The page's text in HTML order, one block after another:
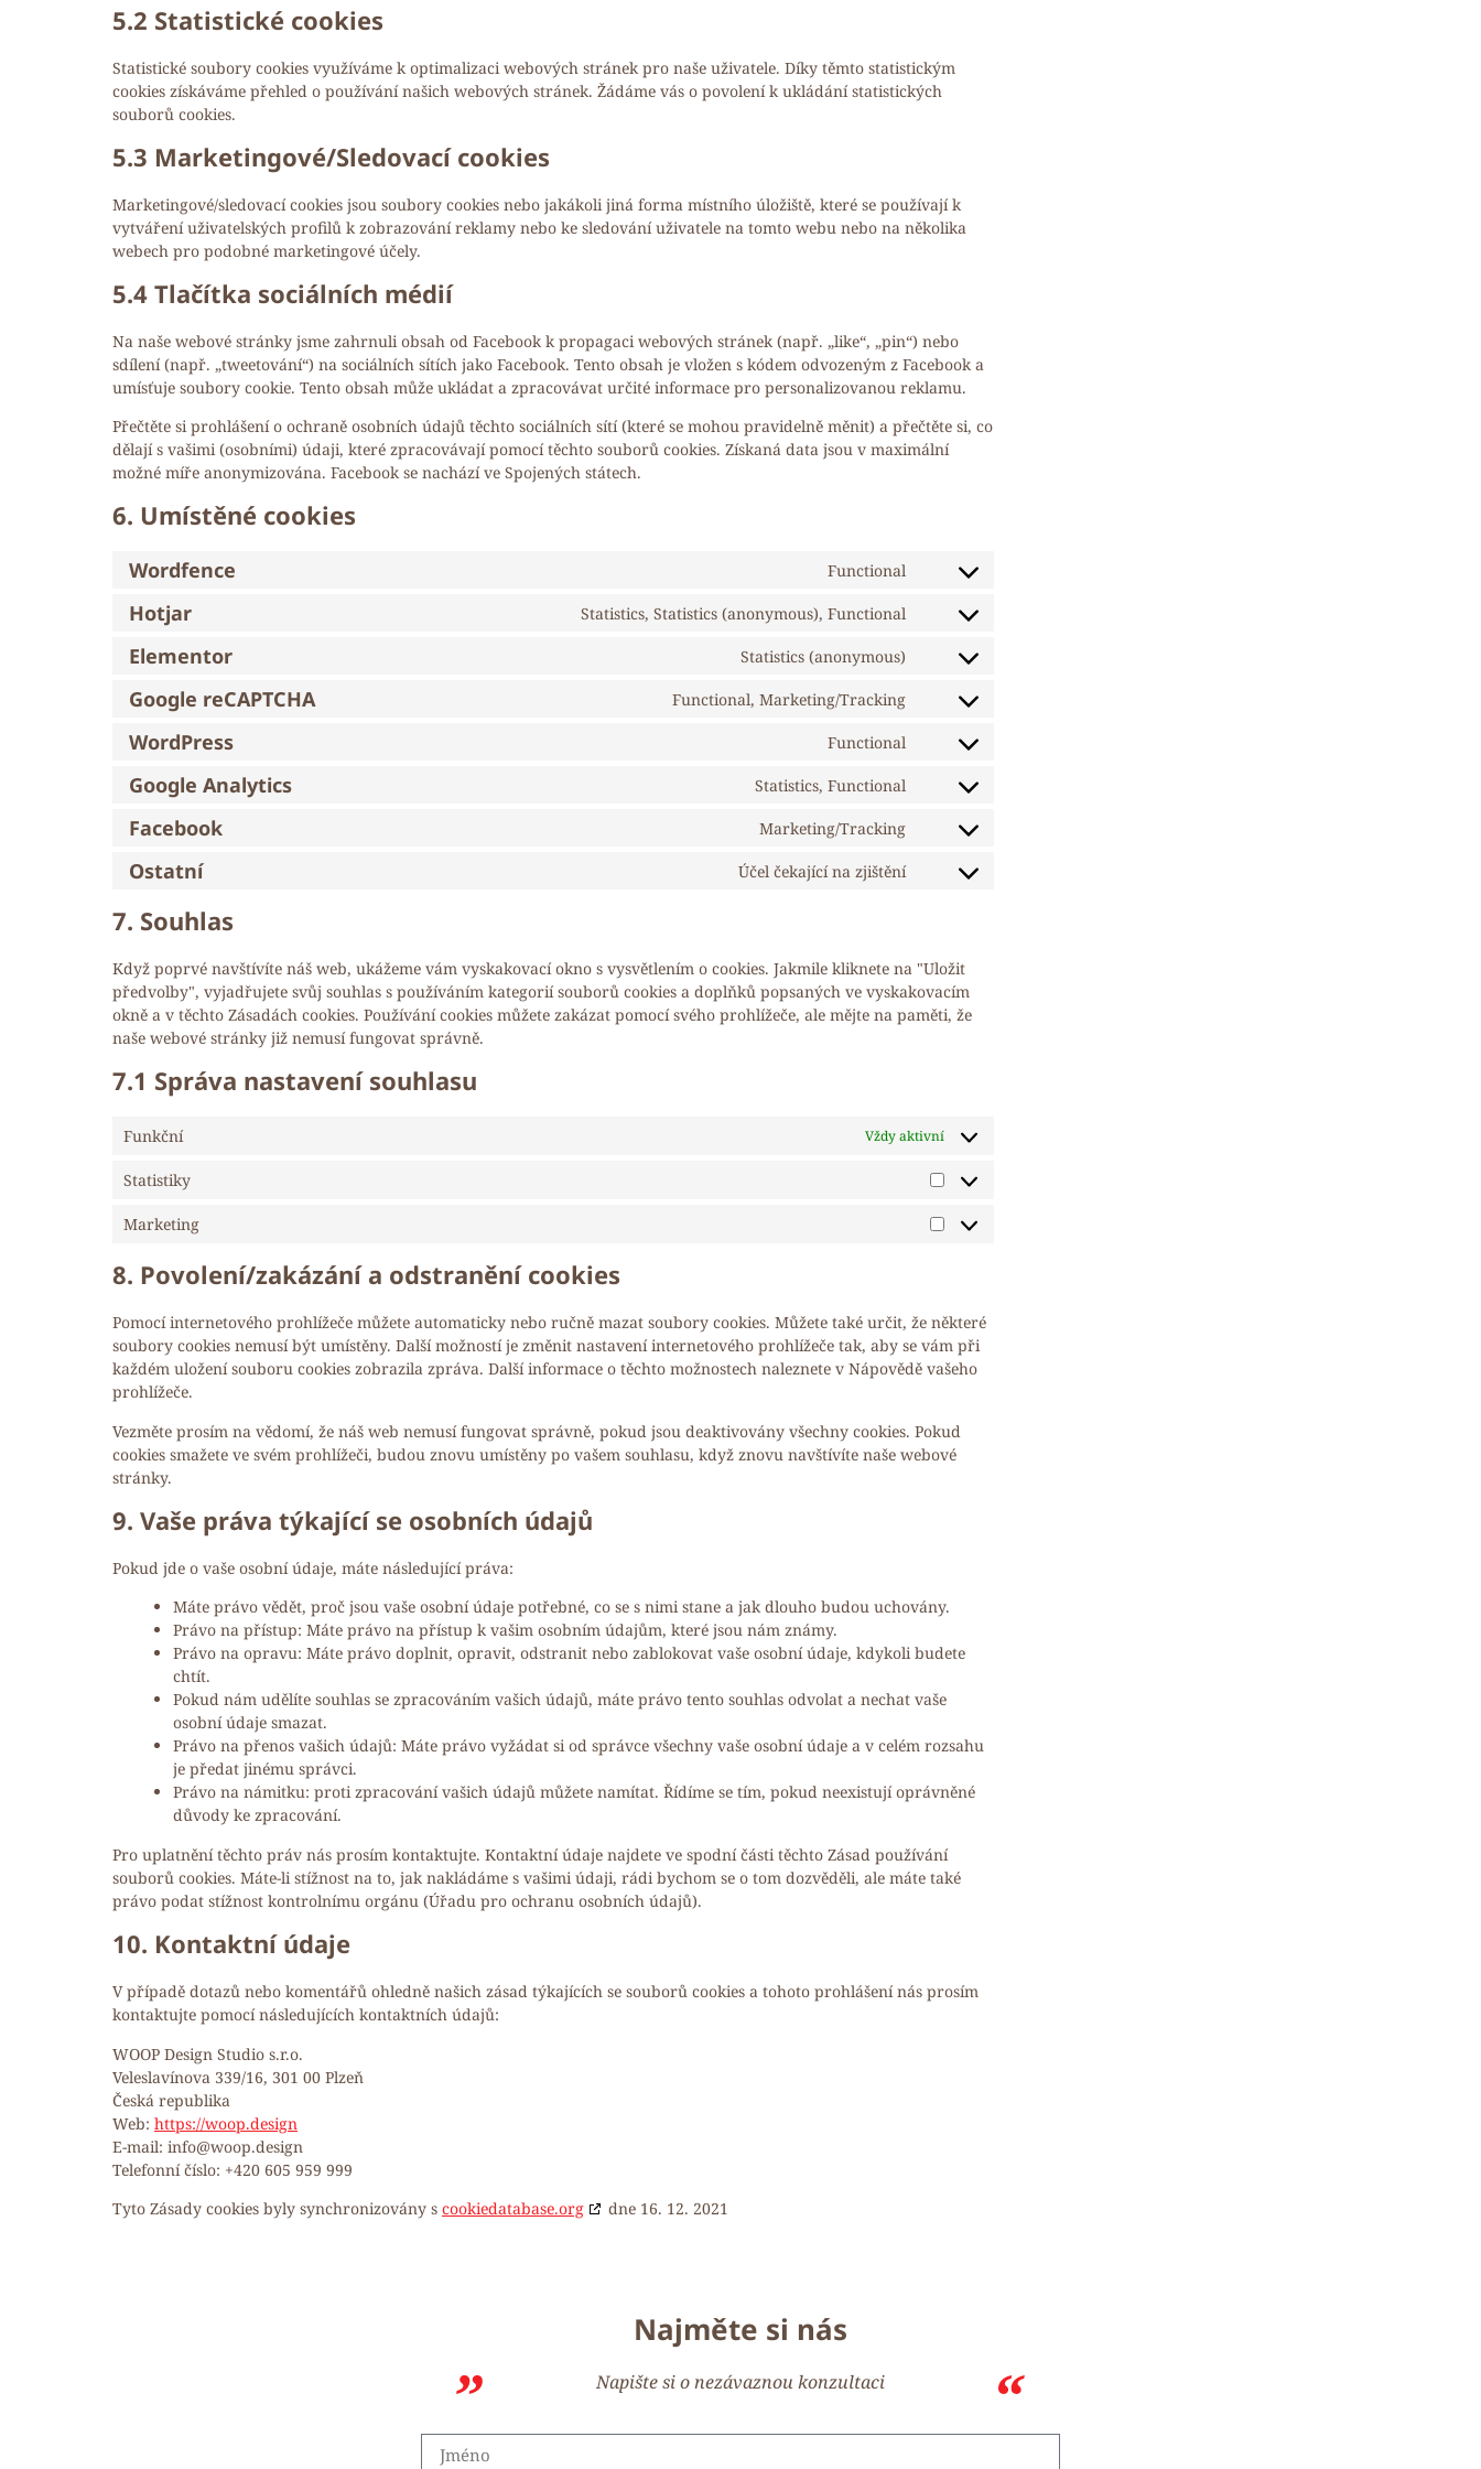
5.2 Statistické cookies
Statistické soubory cookies využíváme k optimalizaci webových stránek pro naše uživatele. Díky těmto statistickým
cookies získáváme přehled o používání našich webových stránek. Žádáme vás o povolení k ukládání statistických
souborů cookies.
5.3 Marketingové/Sledovací cookies
Marketingové/sledovací cookies jsou soubory cookies nebo jakákoli jiná forma místního úložiště, které se používají k
vytváření uživatelských profilů k zobrazování reklamy nebo ke sledování uživatele na tomto webu nebo na několika
webech pro podobné marketingové účely.
5.4 Tlačítka sociálních médií
Na naše webové stránky jsme zahrnuli obsah od Facebook k propagaci webových stránek (např. „like“, „pin“) nebo
sdílení (např. „tweetování“) na sociálních sítích jako Facebook. Tento obsah je vložen s kódem odvozeným z Facebook a
umísťuje soubory cookie. Tento obsah může ukládat a zpracovávat určité informace pro personalizovanou reklamu.
Přečtěte si prohlášení o ochraně osobních údajů těchto sociálních sítí (které se mohou pravidelně měnit) a přečtěte si, co
dělají s vašimi (osobními) údaji, které zpracovávají pomocí těchto souborů cookies. Získaná data jsou v maximální
možné míře anonymizována. Facebook se nachází ve Spojených státech.
6. Umístěné cookies
Wordfence Functional
Hotjar Statistics, Statistics (anonymous), Functional
Elementor Statistics (anonymous)
Google reCAPTCHA Functional, Marketing/Tracking
WordPress Functional
Google Analytics Statistics, Functional
Facebook Marketing/Tracking
Ostatní Účel čekající na zjištění
7. Souhlas
Když poprvé navštívíte náš web, ukážeme vám vyskakovací okno s vysvětlením o cookies. Jakmile kliknete na "Uložit
předvolby", vyjadřujete svůj souhlas s používáním kategorií souborů cookies a doplňků popsaných ve vyskakovacím
okně a v těchto Zásadách cookies. Používání cookies můžete zakázat pomocí svého prohlížeče, ale mějte na paměti, že
naše webové stránky již nemusí fungovat správně.
7.1 Správa nastavení souhlasu
Funkční Vždy aktivní
Statistiky
Marketing
8. Povolení/zakázání a odstranění cookies
Pomocí internetového prohlížeče můžete automaticky nebo ručně mazat soubory cookies. Můžete také určit, že některé
soubory cookies nemusí být umístěny. Další možností je změnit nastavení internetového prohlížeče tak, aby se vám při
každém uložení souboru cookies zobrazila zpráva. Další informace o těchto možnostech naleznete v Nápovědě vašeho
prohlížeče.
Vezměte prosím na vědomí, že náš web nemusí fungovat správně, pokud jsou deaktivovány všechny cookies. Pokud
cookies smažete ve svém prohlížeči, budou znovu umístěny po vašem souhlasu, když znovu navštívíte naše webové
stránky.
9. Vaše práva týkající se osobních údajů
Pokud jde o vaše osobní údaje, máte následující práva:
Máte právo vědět, proč jsou vaše osobní údaje potřebné, co se s nimi stane a jak dlouho budou uchovány.
Právo na přístup: Máte právo na přístup k vašim osobním údajům, které jsou nám známy.
Právo na opravu: Máte právo doplnit, opravit, odstranit nebo zablokovat vaše osobní údaje, kdykoli budete
chtít.
Pokud nám udělíte souhlas se zpracováním vašich údajů, máte právo tento souhlas odvolat a nechat vaše
osobní údaje smazat.
Právo na přenos vašich údajů: Máte právo vyžádat si od správce všechny vaše osobní údaje a v celém rozsahu
je předat jinému správci.
Právo na námitku: proti zpracování vašich údajů můžete namítat. Řídíme se tím, pokud neexistují oprávněné
důvody ke zpracování.
Pro uplatnění těchto práv nás prosím kontaktujte. Kontaktní údaje najdete ve spodní části těchto Zásad používání
souborů cookies. Máte-li stížnost na to, jak nakládáme s vašimi údaji, rádi bychom se o tom dozvěděli, ale máte také
právo podat stížnost kontrolnímu orgánu (Úřadu pro ochranu osobních údajů).
10. Kontaktní údaje
V případě dotazů nebo komentářů ohledně našich zásad týkajících se souborů cookies a tohoto prohlášení nás prosím
kontaktujte pomocí následujících kontaktních údajů:
WOOP Design Studio s.r.o.
Veleslavínova 339/16, 301 00 Plzeň
Česká republika
Web: https://woop.design
E-mail: info@woop.design
Telefonní číslo: +420 605 959 999
Tyto Zásady cookies byly synchronizovány s cookiedatabase.org dne 16. 12. 2021
Najměte si nás
Napište si o nezávaznou konzultaci